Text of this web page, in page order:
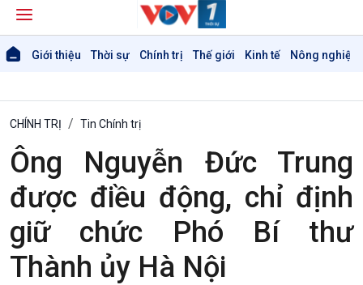
Giới thiệu Thời sự Chính trị Thế giới Kinh tế Nông nghiệp
CHÍNH TRỊ Tin Chính trị
Ông Nguyễn Đức Trung
được điều động, chỉ định
giữ chức Phó Bí thư
Thành ủy Hà Nội